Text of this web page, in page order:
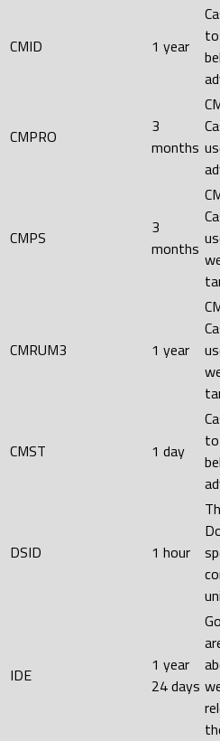
CMID 1 year
CMPRO
3
months
CMPS
3
months
CMRUM3 1 year
CMST 1 day
DSID 1 hour
IDE
1 year
24 days